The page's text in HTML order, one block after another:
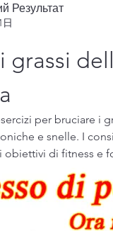
Результат
日
grassi
per bruciare i
e snelle. I
di fitness e